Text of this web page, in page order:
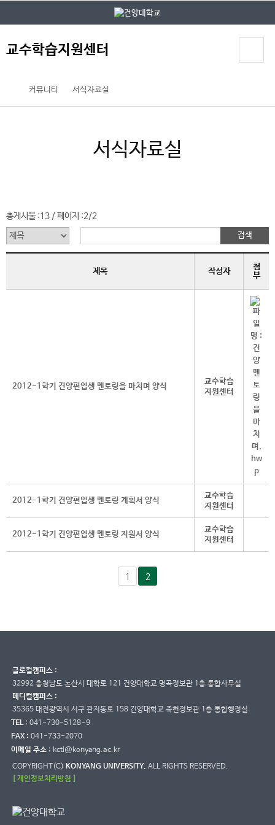
교수학습지원센터
커뮤니티 서식자료실
서식자료실
총게시물 :13 /페이지 :2/2
제목 작성자
첨
부
2012-1학기 건양편입생 멘토링을 마치며 양식
교수학습
지원센터
2012-1학기 건양편입생 멘토링 계획서 양식
교수학습
지원센터
2012-1학기 건양편입생 멘토링 지원서 양식
교수학습
지원센터
1 2
글로컬캠퍼스 :
32992 충청남도 논산시 대학로 121 건양대학교 명곡정보관 1층 통합사무실
메디컬캠퍼스 :
35365 대전광역시 서구 관저동로 158 건양대학교 죽헌정보관 1층 통합행정실
TEL : 041-730-5128~9
FAX : 041-733-2070
이메일 주소 : kctl@konyang.ac.kr
COPYRIGHT(C) KONYANG UNIVERSITY. ALL RIGHTS RESERVED.
[ 개인정보처리방침 ]